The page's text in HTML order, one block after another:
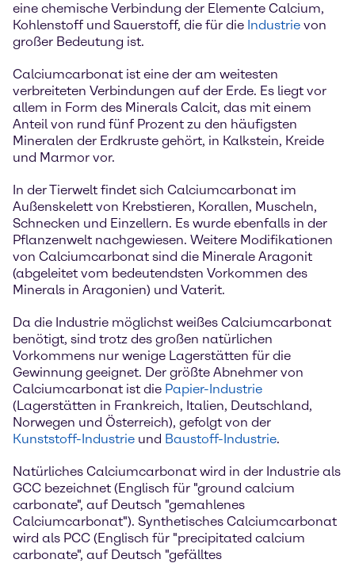
eine chemische Verbindung der Elemente Calcium,
Kohlenstoff und Sauerstoff, die für die Industrie von
großer Bedeutung ist.
Calciumcarbonat ist eine der am weitesten
verbreiteten Verbindungen auf der Erde. Es liegt vor
allem in Form des Minerals Calcit, das mit einem
Anteil von rund fünf Prozent zu den häufigsten
Mineralen der Erdkruste gehört, in Kalkstein, Kreide
und Marmor vor.
In der Tierwelt findet sich Calciumcarbonat im
Außenskelett von Krebstieren, Korallen, Muscheln,
Schnecken und Einzellern. Es wurde ebenfalls in der
Pflanzenwelt nachgewiesen. Weitere Modifikationen
von Calciumcarbonat sind die Minerale Aragonit
(abgeleitet vom bedeutendsten Vorkommen des
Minerals in Aragonien) und Vaterit.
Da die Industrie möglichst weißes Calciumcarbonat
benötigt, sind trotz des großen natürlichen
Vorkommens nur wenige Lagerstätten für die
Gewinnung geeignet. Der größte Abnehmer von
Calciumcarbonat ist die Papier-Industrie
(Lagerstätten in Frankreich, Italien, Deutschland,
Norwegen und Österreich), gefolgt von der
Kunststoff-Industrie und Baustoff-Industrie.
Natürliches Calciumcarbonat wird in der Industrie als
GCC bezeichnet (Englisch für "ground calcium
carbonate", auf Deutsch "gemahlenes
Calciumcarbonat"). Synthetisches Calciumcarbonat
wird als PCC (Englisch für "precipitated calcium
carbonate", auf Deutsch "gefälltes